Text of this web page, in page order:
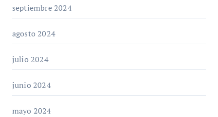
septiembre 2024
agosto 2024
julio 2024
junio 2024
mayo 2024